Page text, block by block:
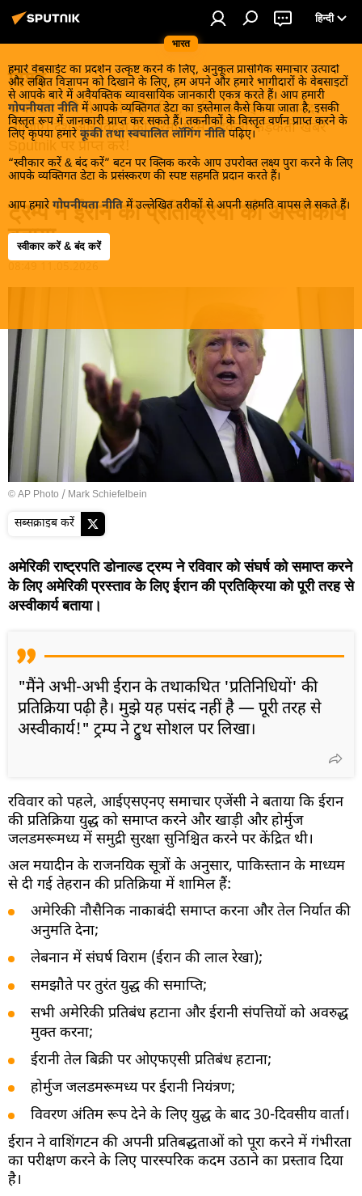
भारत
हिन्दी
हमारे वेबसाईट का प्रदर्शन उत्कृष्ट करने के लिए, अनुकूल प्रासंगिक समाचार उत्पादों
और लक्षित विज्ञापन को दिखाने के लिए, हम अपने और हमारे भागीदारों के वेबसाइटों
से आपके बारे में अवैयक्तिक व्यावसायिक जानकारी एकत्र करते हैं। आप हमारी
गोपनीयता नीति में आपके व्यक्तिगत डेटा का इस्तेमाल कैसे किया जाता है, इसकी
विस्तृत रूप में जानकारी प्राप्त कर सकते हैं। तकनीकों के विस्तृत वर्णन प्राप्त करने के
लिए कृपया हमारे कूकी तथा स्वचालित लॉगिंग नीति पढ़िए।
“स्वीकार करें & बंद करें” बटन पर क्लिक करके आप उपरोक्त लक्ष्य पुरा करने के लिए
आपके व्यक्तिगत डेटा के प्रसंस्करण की स्पष्ट सहमति प्रदान करते हैं।
आप हमारे गोपनीयता नीति में उल्लेखित तरीकों से अपनी सहमति वापस ले सकते हैं।
स्वीकार करें & बंद करें
विश्व
खबरें ठंडे होने से पहले इन्हें पढ़िए, जानिए और इनका आनंद
लीजिए। देश और विदेश की गरमा गरम तड़कती फड़कती खबरें
Sputnik पर प्राप्त करें!
ट्रम्प ने ईरान की प्रतिक्रिया को अस्वीकार्य
बताया
© AP Photo / Mark Schiefelbein
सब्सक्राइब करें
अमेरिकी राष्ट्रपति डोनाल्ड ट्रम्प ने रविवार को संघर्ष को समाप्त करने
के लिए अमेरिकी प्रस्ताव के लिए ईरान की प्रतिक्रिया को पूरी तरह से
अस्वीकार्य बताया।
"मैंने अभी-अभी ईरान के तथाकथित 'प्रतिनिधियों' की
प्रतिक्रिया पढ़ी है। मुझे यह पसंद नहीं है — पूरी तरह से
अस्वीकार्य!" ट्रम्प ने ट्रुथ सोशल पर लिखा।
रविवार को पहले, आईएसएनए समाचार एजेंसी ने बताया कि ईरान
की प्रतिक्रिया युद्ध को समाप्त करने और खाड़ी और होर्मुज
जलडमरूमध्य में समुद्री सुरक्षा सुनिश्चित करने पर केंद्रित थी।
अल मयादीन के राजनयिक सूत्रों के अनुसार, पाकिस्तान के माध्यम
से दी गई तेहरान की प्रतिक्रिया में शामिल हैं:
अमेरिकी नौसैनिक नाकाबंदी समाप्त करना और तेल निर्यात की
अनुमति देना;
लेबनान में संघर्ष विराम (ईरान की लाल रेखा);
समझौते पर तुरंत युद्ध की समाप्ति;
सभी अमेरिकी प्रतिबंध हटाना और ईरानी संपत्तियों को अवरुद्ध
मुक्त करना;
ईरानी तेल बिक्री पर ओएफएसी प्रतिबंध हटाना;
होर्मुज जलडमरूमध्य पर ईरानी नियंत्रण;
विवरण अंतिम रूप देने के लिए युद्ध के बाद 30-दिवसीय वार्ता।
ईरान ने वाशिंगटन की अपनी प्रतिबद्धताओं को पूरा करने में गंभीरता
का परीक्षण करने के लिए पारस्परिक कदम उठाने का प्रस्ताव दिया
है।